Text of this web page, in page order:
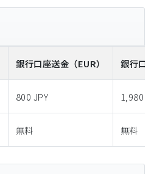
銀行口座送金 （EUR） 銀行口
800 JPY 1,980
無料 無料